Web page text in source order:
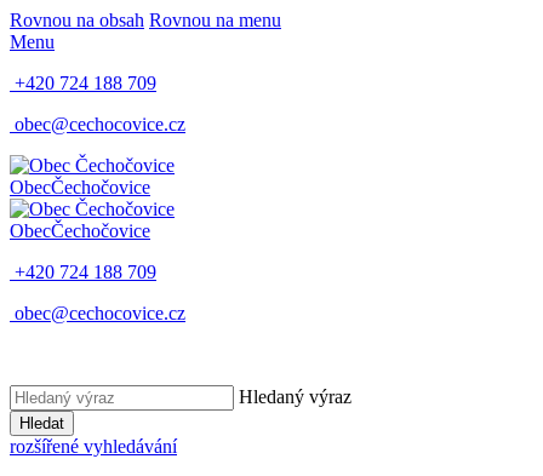
Rovnou na obsah Rovnou na menu
Menu
+420 724 188 709
obec@cechocovice.cz
ObecČechočovice
ObecČechočovice
+420 724 188 709
obec@cechocovice.cz
Hledaný výraz
Hledat
rozšířené vyhledávání